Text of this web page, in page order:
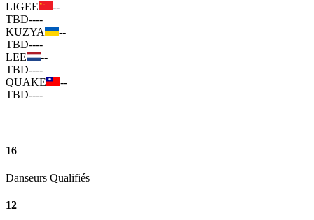
LIGEE
--
TBD----
KUZYA
--
TBD----
LEE
--
TBD----
QUAKE
--
TBD----
16
Danseurs Qualifiés
12